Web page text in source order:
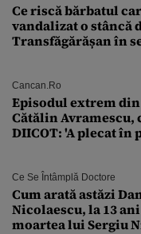
Ce riscă bărbatul
vandalizat o stâncă
Transfăgărășan în
Cancan.ro
Episodul extrem
Cătălin Avramescu,
DIICOT: 'A plecat în
Ce Se Întâmplă Doctore
Cum arată astăzi
Nicolaescu, la 13
moartea lui Sergiu